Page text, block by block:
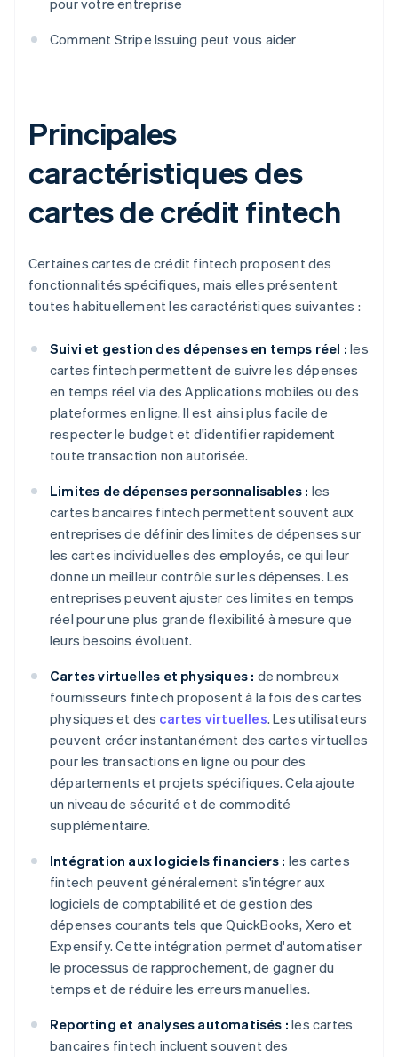
pour votre entreprise
Comment Stripe Issuing peut vous aider
Principales
caractéristiques des
cartes de crédit fintech
Certaines cartes de crédit fintech proposent des
fonctionnalités spécifiques, mais elles présentent
toutes habituellement les caractéristiques suivantes :
Suivi et gestion des dépenses en temps réel : les
cartes fintech permettent de suivre les dépenses
en temps réel via des Applications mobiles ou des
plateformes en ligne. Il est ainsi plus facile de
respecter le budget et d'identifier rapidement
toute transaction non autorisée.
Limites de dépenses personnalisables : les
cartes bancaires fintech permettent souvent aux
entreprises de définir des limites de dépenses sur
les cartes individuelles des employés, ce qui leur
donne un meilleur contrôle sur les dépenses. Les
entreprises peuvent ajuster ces limites en temps
réel pour une plus grande flexibilité à mesure que
leurs besoins évoluent.
Cartes virtuelles et physiques : de nombreux
fournisseurs fintech proposent à la fois des cartes
physiques et des cartes virtuelles. Les utilisateurs
peuvent créer instantanément des cartes virtuelles
pour les transactions en ligne ou pour des
départements et projets spécifiques. Cela ajoute
un niveau de sécurité et de commodité
supplémentaire.
Intégration aux logiciels financiers : les cartes
fintech peuvent généralement s'intégrer aux
logiciels de comptabilité et de gestion des
dépenses courants tels que QuickBooks, Xero et
Expensify. Cette intégration permet d'automatiser
le processus de rapprochement, de gagner du
temps et de réduire les erreurs manuelles.
Reporting et analyses automatisés : les cartes
bancaires fintech incluent souvent des